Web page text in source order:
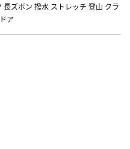
ズボン 撥水 ストレッチ 登山 クラ
ア